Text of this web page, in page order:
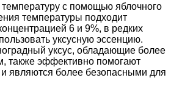
с помощью яблочного
температуры подходит
6 и 9%, в редких
уксусную эссенцию.
уксус, обладающие более
также эффективно помогают
являются более безопасными для